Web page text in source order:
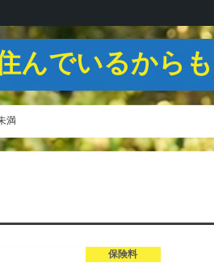
んでいるから
満
保険料